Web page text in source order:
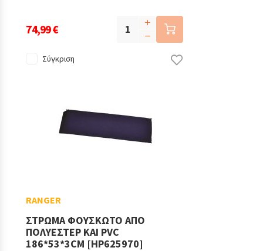
74,99 €
Σύγκριση
RANGER
ΣΤΡΩΜΑ ΦΟΥΣΚΩΤΟ ΑΠΟ
ΠΟΛΥΕΣΤΕΡ ΚΑΙ PVC
186*53*3CM [HP625970]